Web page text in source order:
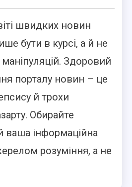
швидких новин
бути в курсі, а й не
Здоровий
порталу новин – це
й трохи
Обирайте
ваша інформаційна
розуміння, а не